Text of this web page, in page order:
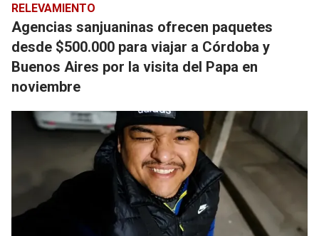
RELEVAMIENTO
Agencias sanjuaninas ofrecen paquetes
desde $500.000 para viajar a Córdoba y
Buenos Aires por la visita del Papa en
noviembre